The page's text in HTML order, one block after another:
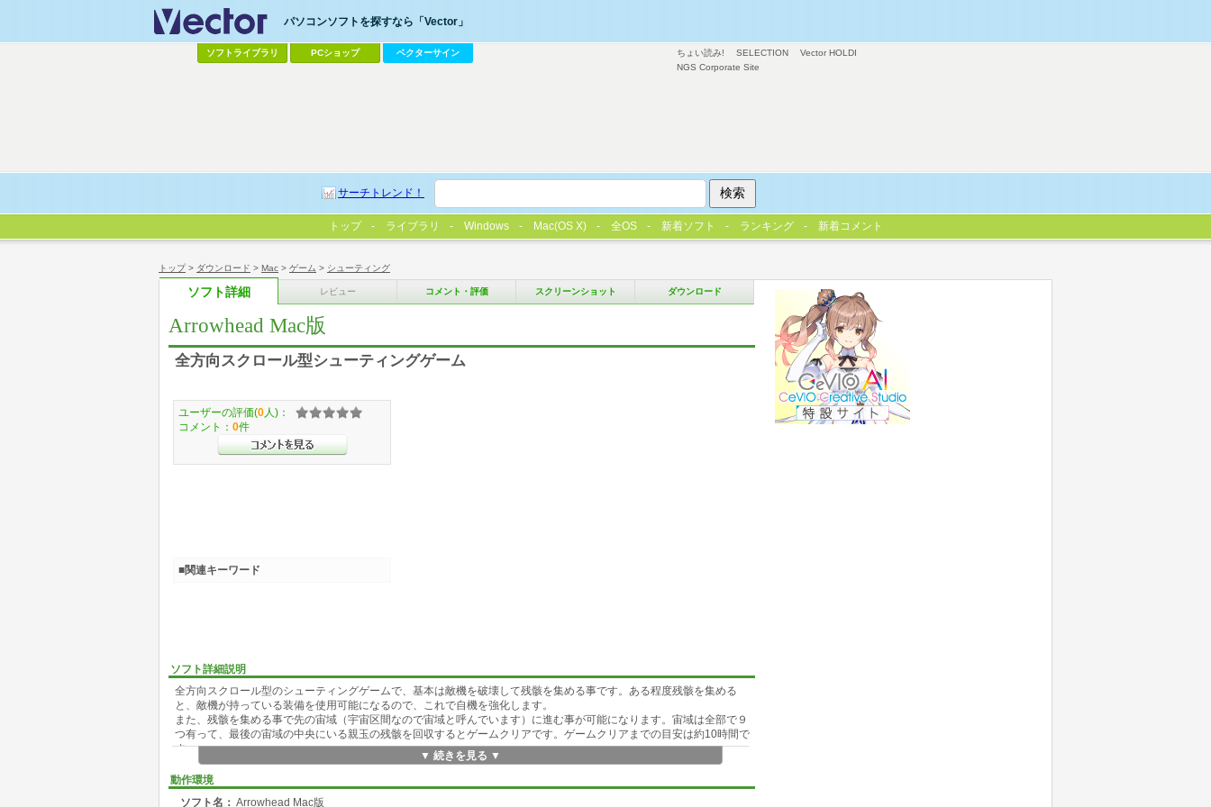
トップ> ダウンロード > Mac > ゲーム > シューティング
ソフト詳細 レビュー コメント・評価 スクリーンショット ダウンロード
Arrowhead Mac版
全方向スクロール型シューティングゲーム
ソフト詳細説明
全方向スクロール型のシューティングゲームで、基本は敵機を破壊して残骸を集める事です。ある程度残骸を集める
と、敵機が持っている装備を使用可能になるので、これで自機を強化します。
また、残骸を集める事で先の宙域（宇宙区間なので宙域と呼んでいます）に進む事が可能になります。宙域は全部で９
つ有って、最後の宙域の中央にいる親玉の残骸を回収するとゲームクリアです。ゲームクリアまでの目安は約10時間で
す。
慣れるまでは操縦が難しいかも知れませんが、随時状態を保存して中断が可能で、自機が破壊された場合も、その時点
の出撃が無効になるだけでゲームオーバーにはならないので、諦めなければ少しずつでも先に進む事が出来るでしょ
う。
▼ 続きを見る ▼
動作環境
ソフト名： Arrowhead Mac版
ユーザーの評価(0 人)：
コメント： 0件
■関連キーワード
ちょい読み! SELECTION
Vector HOLDI
NGS Corporate Site
パソコンソフトを探すなら「Vector」
ソフトライブラリ PCショップ ベクターサイン
サーチトレンド！
トップ ライブラリ Windows Mac(OS X) 全OS 新着ソフト ランキング 新着コメント